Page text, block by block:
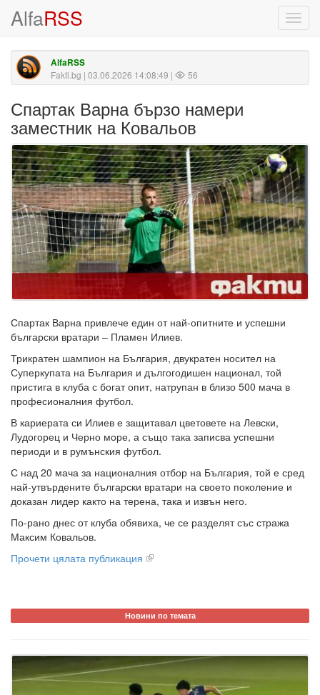
AlfaRSS
AlfaRSS
Fakti.bg | 03.06.2026 14:08:49 | 56
Спартак Варна бързо намери
заместник на Ковальов
Спартак Варна привлече един от най-опитните и успешни
български вратари – Пламен Илиев.
Трикратен шампион на България, двукратен носител на
Суперкупата на България и дългогодишен национал, той
пристига в клуба с богат опит, натрупан в близо 500 мача в
професионалния футбол.
В кариерата си Илиев е защитавал цветовете на Левски,
Лудогорец и Черно море, а също така записва успешни
периоди и в румънския футбол.
С над 20 мача за националния отбор на България, той е сред
най-утвърдените български вратари на своето поколение и
доказан лидер както на терена, така и извън него.
По-рано днес от клуба обявиха, че се разделят със стража
Максим Ковальов.
Прочети цялата публикация
Новини по темата